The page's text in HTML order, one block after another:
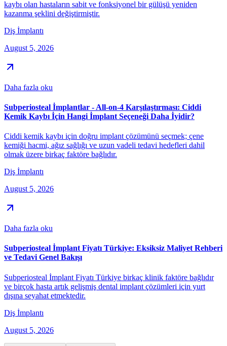
kaybı olan hastaların sabit ve fonksiyonel bir gülüşü yeniden
kazanma şeklini değiştirmiştir.
Diş İmplantı
August 5, 2026
Daha fazla oku
Subperiosteal İmplantlar - All-on-4 Karşılaştırması: Ciddi
Kemik Kaybı İçin Hangi İmplant Seçeneği Daha İyidir?
Ciddi kemik kaybı için doğru implant çözümünü seçmek; çene
kemiği hacmi, ağız sağlığı ve uzun vadeli tedavi hedefleri dahil
olmak üzere birkaç faktöre bağlıdır.
Diş İmplantı
August 5, 2026
Daha fazla oku
Subperiosteal İmplant Fiyatı Türkiye: Eksiksiz Maliyet Rehberi
ve Tedavi Genel Bakışı
Subperiosteal İmplant Fiyatı Türkiye birkaç klinik faktöre bağlıdır
ve birçok hasta artık gelişmiş dental implant çözümleri için yurt
dışına seyahat etmektedir.
Diş İmplantı
August 5, 2026